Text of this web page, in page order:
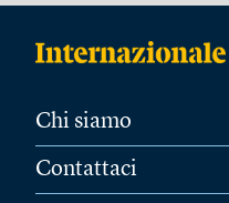
Chi siamo
Contattaci